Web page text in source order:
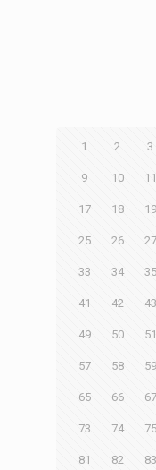
1 2 3
9 10 11
17 18 19
25 26 27
33 34 35
41 42 43
49 50 51
57 58 59
65 66 67
73 74 75
81 82 83